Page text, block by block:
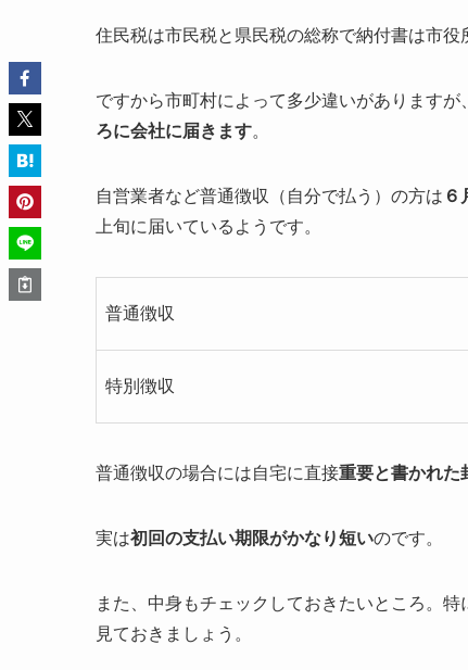
住民税は市民税と県民税の総称で納付書は市役
ですから市町村によって多少違いがあります
ろに会社に届きます。
自営業者など普通徴収（自分で払う）の方は ６
上旬に届いているようです。
普通徴収
特別徴収
普通徴収の場合には自宅に直接重要と書かれた
実は初回の支払い期限がかなり短いのです。
また、中身もチェックしておきたいところ。
見ておきましょう。